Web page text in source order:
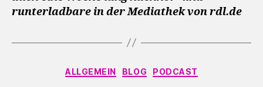
runterladbare in der Mediathek von rdl.de
Kategorien
ALLGEMEIN BLOG PODCAST